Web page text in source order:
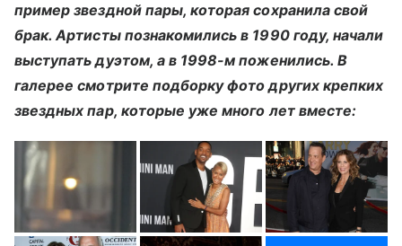
пример звездной пары, которая сохранила свой
брак. Артисты познакомились в 1990 году, начали
выступать дуэтом, а в 1998-м поженились. В
галерее смотрите подборку фото других крепких
звездных пар, которые уже много лет вместе: